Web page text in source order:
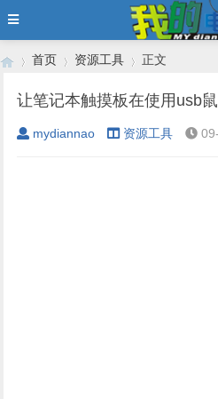
›
首页
›
资源工具
›
正文
让笔记本触摸板在使用usb
mydiannao 资源工具